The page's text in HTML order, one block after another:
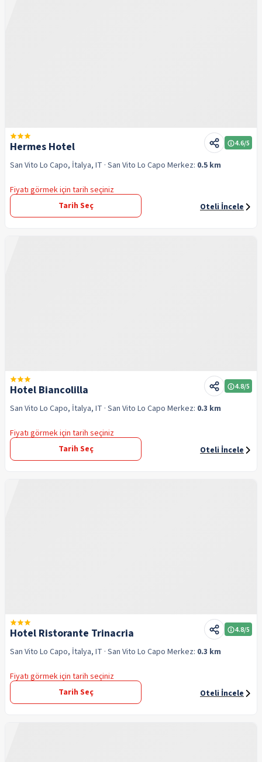
Hermes Hotel 4.6/5
San Vito Lo Capo, İtalya, IT · San Vito Lo Capo Merkez: 0.5 km
Fiyatı görmek için tarih seçiniz
Tarih Seç
Oteli İncele
Hotel Biancolilla 4.8/5
San Vito Lo Capo, İtalya, IT · San Vito Lo Capo Merkez: 0.3 km
Fiyatı görmek için tarih seçiniz
Tarih Seç
Oteli İncele
Hotel Ristorante Trinacria 4.8/5
San Vito Lo Capo, İtalya, IT · San Vito Lo Capo Merkez: 0.3 km
Fiyatı görmek için tarih seçiniz
Tarih Seç
Oteli İncele